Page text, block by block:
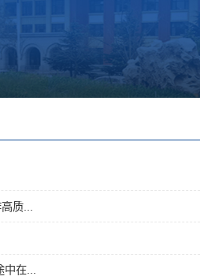
质...
中在...